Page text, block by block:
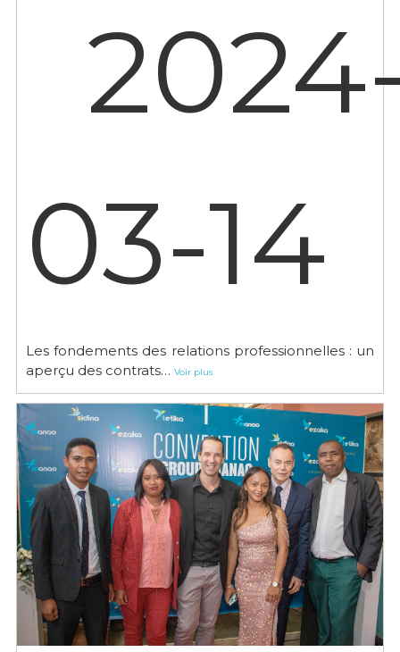
03-14
Les fondements des relations professionnelles : un
aperçu des contrats… Voir plus